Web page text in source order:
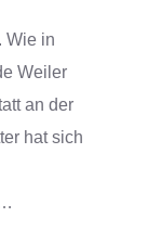
Wie in
Weiler
an der
hat sich